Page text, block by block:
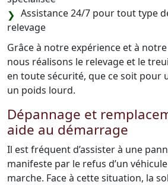
Assistance 24/7 pour tout type
relevage
Grâce à notre expérience et à
nous réalisons le relevage et le
en toute sécurité, que ce soit pour
un poids lourd.
Dépannage et
aide au démarrage
Il est fréquent d’assister à une
manifeste par le refus d’un
marche. Face à cette situation, la